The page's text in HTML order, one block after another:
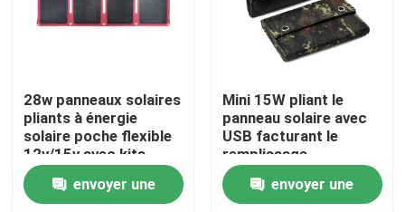
Aperçu
28w panneaux solaires
pliants à énergie
solaire poche flexible
12v/15v avec kits
d'alimentation pour le
campingenvoyer une
Mini 15W pliant le
panneau solaire avec
USB facturant le
remplissage
d'ordinateur portable
de téléphoneenvoyer une